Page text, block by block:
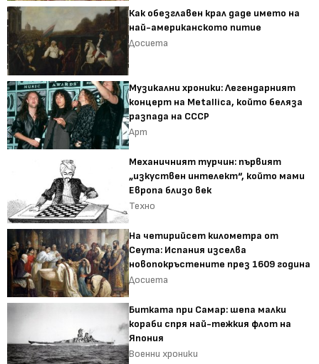
Как обезглавен крал даде името на
най-американското питие
Досиета
Музикални хроники: Легендарният
концерт на Metallica, който беляза
разпада на СССР
Арт
Механичният турчин: първият
„изкуствен интелект“, който мами
Европа близо век
Техно
На четирийсет километра от
Сеута: Испания изселва
новопокръстените през 1609 година
Досиета
Битката при Самар: шепа малки
кораби спря най-тежкия флот на
Япония
Военни хроники